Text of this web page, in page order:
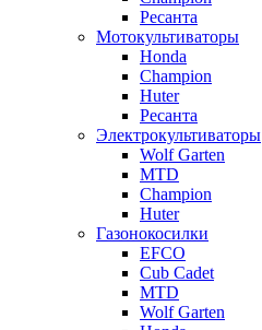
Ресанта
Мотокультиваторы
Honda
Champion
Huter
Ресанта
Электрокультиваторы
Wolf Garten
MTD
Champion
Huter
Газонокосилки
EFCO
Cub Cadet
MTD
Wolf Garten